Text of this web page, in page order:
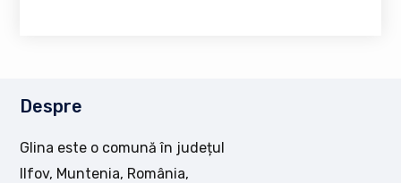
Despre
Glina este o comună în județul
Ilfov, Muntenia, România,